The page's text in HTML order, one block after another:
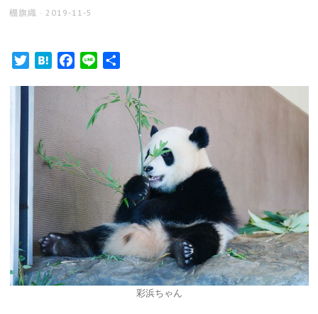
AUTHOR
棚旗織
POSTED
2019-11-5
TwitterHatenaFacebook
Line
彩浜ちゃん